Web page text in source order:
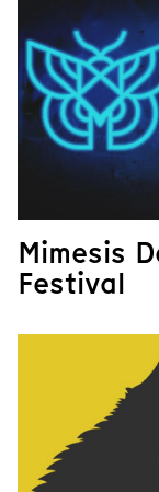
Mimesis
Festival